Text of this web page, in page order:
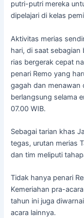
putri-putri mereka
dipelajari di kelas
Aktivitas merias
hari, di saat sebagian
rias bergerak cepat
penari Remo yang
gagah dan menawan
berlangsung selama
07.00 WIB.
Sebagai tarian khas
tegas, urutan merias
dan tim meliputi
Tidak hanya penari
Kemeriahan pra-
tahun ini juga
acara lainnya.